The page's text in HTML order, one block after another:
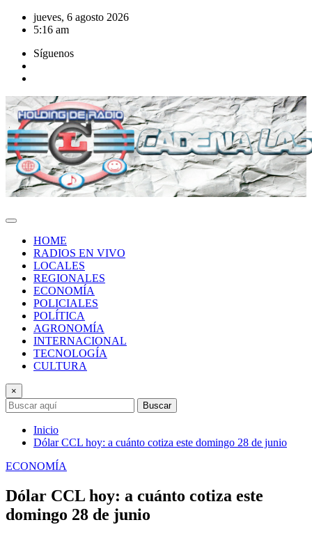
Saltar
jueves, 6 agosto 2026
5:16 am
Síguenos
HOME
RADIOS EN VIVO
LOCALES
REGIONALES
ECONOMÍA
POLICIALES
POLÍTICA
AGRONOMÍA
INTERNACIONAL
TECNOLOGÍA
CULTURA
×
Buscar
Inicio
Dólar CCL hoy: a cuánto cotiza este domingo 28 de junio
ECONOMÍA
Dólar CCL hoy: a cuánto cotiza este
domingo 28 de junio